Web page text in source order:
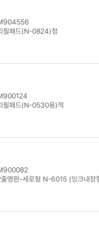
필패드(N-0824)청
필패드(N-0530용)적
명판-세로형 N-6015 (잉크내